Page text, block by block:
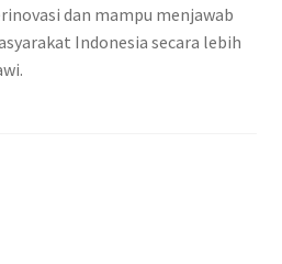
dan mampu menjawab
Indonesia secara lebih